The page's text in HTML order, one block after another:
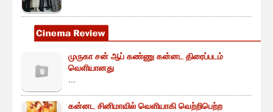
முருகா சன் ஆப் கண்ணு கன்னட திரைப்படம்
வெளியானது
கன்னட சினிமாவில் வெளியாகி வெற்றிபெற்ற